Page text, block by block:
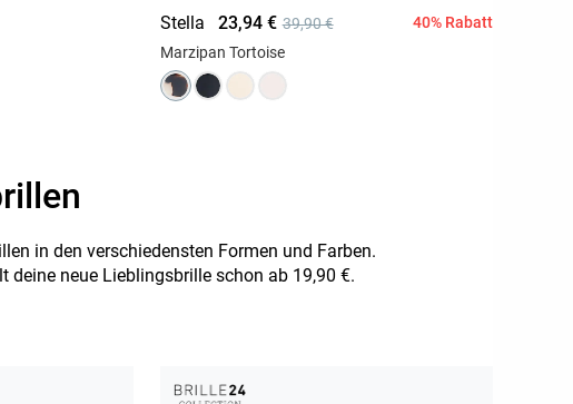
Stella 23,94 € 39,90 €
40% Rabatt
Marzipan Tortoise
in den verschiedensten Formen und Farben.
neue Lieblingsbrille schon ab 19,90 €.